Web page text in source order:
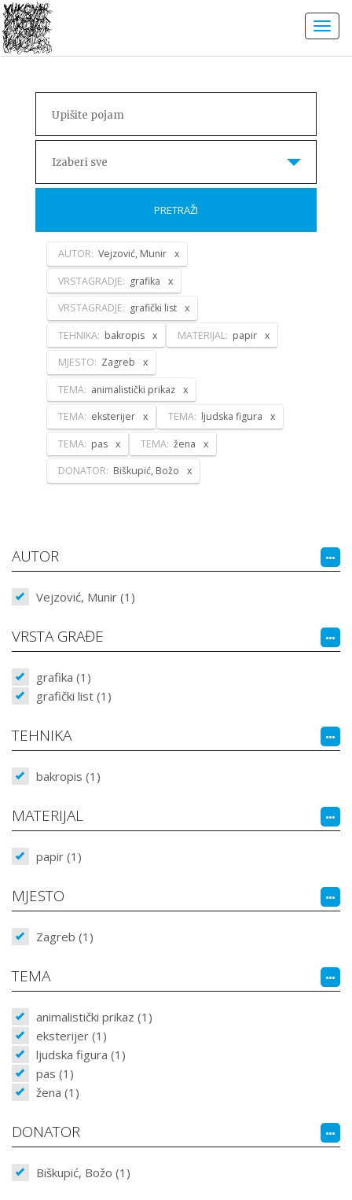
Izaberi sve
PRETRAŽI
AUTOR: Vejzović, Munir
VRSTAGRADJE: grafika
VRSTAGRADJE: grafički list
TEHNIKA: bakropis MATERIJAL: papir
MJESTO: Zagreb
TEMA: animalistički prikaz
TEMA: eksterijer TEMA: ljudska figura
TEMA: pas TEMA: žena
DONATOR: Biškupić, Božo
AUTOR
Vejzović, Munir (1)
VRSTA GRAĐE
grafika (1)
grafički list (1)
TEHNIKA
bakropis (1)
MATERIJAL
papir (1)
MJESTO
Zagreb (1)
TEMA
animalistički prikaz (1)
eksterijer (1)
ljudska figura (1)
pas (1)
žena (1)
DONATOR
Biškupić, Božo (1)